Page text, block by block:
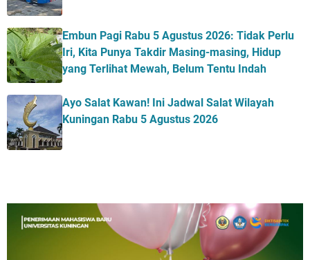
Embun Pagi Rabu 5 Agustus 2026: Tidak Perlu
Iri, Kita Punya Takdir Masing-masing, Hidup
yang Terlihat Mewah, Belum Tentu Indah
Ayo Salat Kawan! Ini Jadwal Salat Wilayah
Kuningan Rabu 5 Agustus 2026